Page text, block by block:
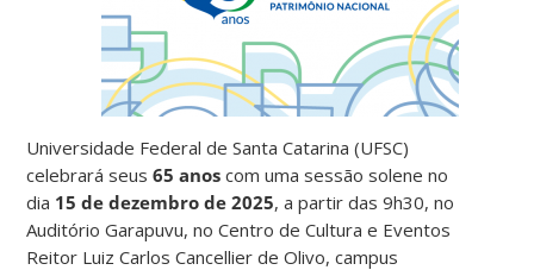
Universidade Federal de Santa Catarina (UFSC)
celebrará seus65 anos com uma sessão solene no
dia 15 de dezembro de 2025, a partir das 9h30, no
Auditório Garapuvu, no Centro de Cultura e Eventos
Reitor Luiz Carlos Cancellier de Olivo, campus